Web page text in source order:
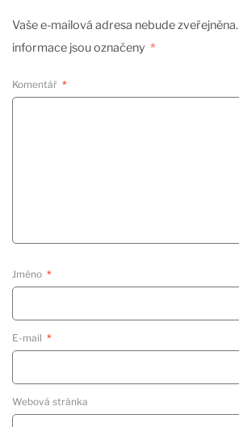
Vaše e-mailová adresa nebude zveřejněna.
informace jsou označeny *
Komentář *
Jméno *
E-mail *
Webová stránka